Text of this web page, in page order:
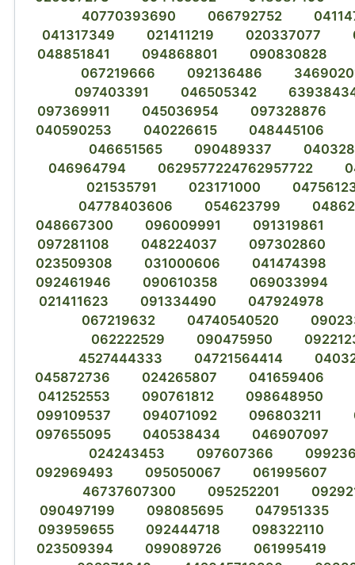
40770393690
066792752
041317349
021411219 020337077
048851841
094868801
090830828
067219666
092136486
097403391
046505342
097369911
045036954
097328876
040590253
040226615
048445106
046651565
090489337
046964794
0629577224762957722
021535791
023171000
04778403606
054623799
048667300
096009991
091319861
097281108
048224037
097302860
023509308
031000606
041474398
092461946
090610358
069033994
021411623
091334490
047924978
067219632
04740540520
062222529
090475950
4527444333
04721564414
045872736
024265807
041659406
041252553
090761812
098648950
099109537
094071092 096803211
097655095
040538434
046907097
024243453
097607366
092969493
095050067
061995607
46737607300
095252201
090497199
098085695
047951335
093959655
092444718
098322110
023509394
099089726
061995419